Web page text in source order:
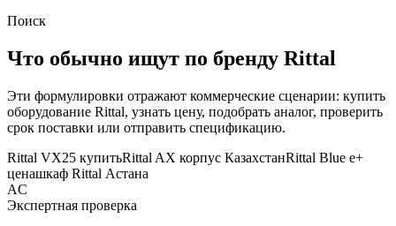
Поиск
Что обычно ищут по бренду Rittal
Эти формулировки отражают коммерческие сценарии: купить
оборудование Rittal, узнать цену, подобрать аналог, проверить
срок поставки или отправить спецификацию.
Rittal VX25 купитьRittal AX корпус КазахстанRittal Blue e+
ценашкаф Rittal Астана
AC
Экспертная проверка